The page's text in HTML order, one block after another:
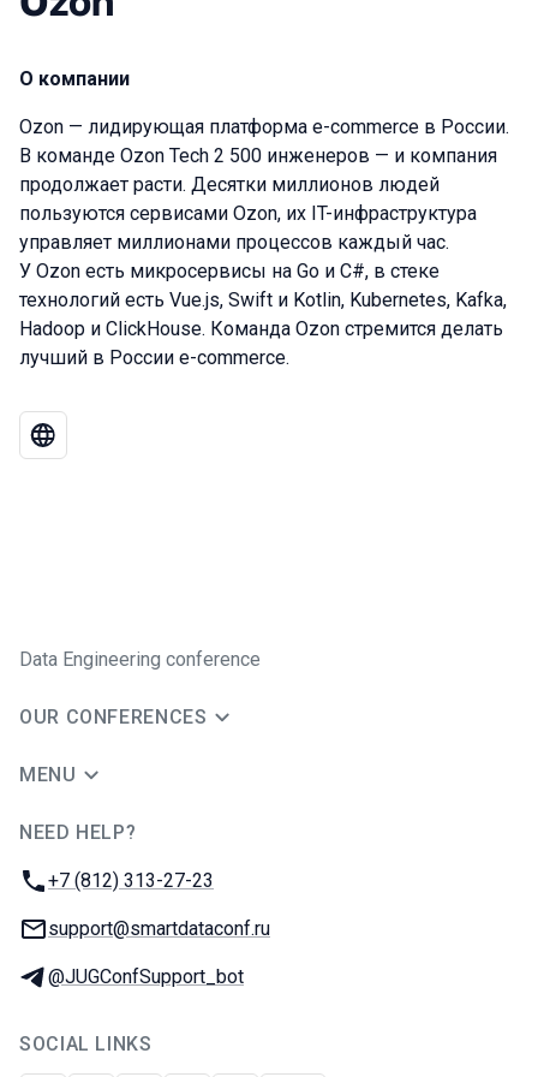
О компании
Ozon — лидирующая платформа e-commerce в России.
В команде Ozon Tech 2 500 инженеров — и компания
продолжает расти. Десятки миллионов людей
пользуются сервисами Ozon, их IT-инфраструктура
управляет миллионами процессов каждый час.
У Ozon есть микросервисы на Go и C#, в стеке
технологий есть Vue.js, Swift и Kotlin, Kubernetes, Kafka,
Hadoop и ClickHouse. Команда Ozon стремится делать
лучший в России e-commerce.
Data Engineering conference
OUR CONFERENCES
MENU
NEED HELP?
Phone:
+7 (812) 313-27-23
Email:
support@smartdataconf.ru
Telegram:
@JUGConfSupport_bot
SOCIAL LINKS